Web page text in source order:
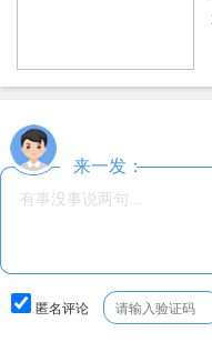
来一发：
匿名评论